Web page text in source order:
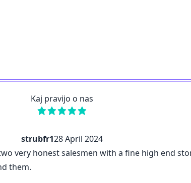
Kaj pravijo o nas
strubfr128 April 2024
very honest salesmen with a fine high end
them.